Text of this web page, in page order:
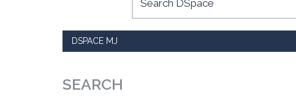
DSPACE MJ
SEARCH